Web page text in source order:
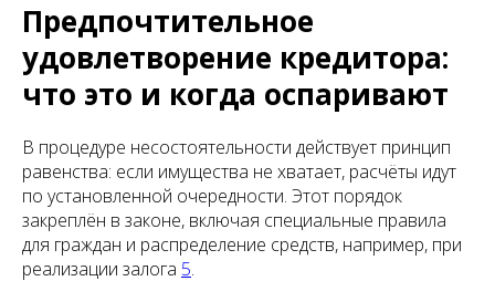
Предпочтительное
удовлетворение кредитора:
что это и когда оспаривают
В процедуре несостоятельности действует принцип
равенства: если имущества не хватает, расчёты идут
по установленной очередности. Этот порядок
закреплён в законе, включая специальные правила
для граждан и распределение средств, например, при
реализации залога 5.